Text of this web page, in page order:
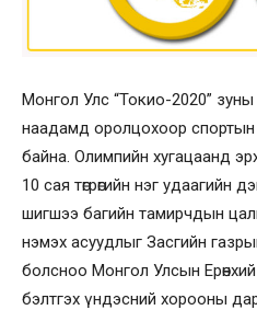
Монгол Улс “Токио-2020”
наадамд оролцохоор спортын
байна. Олимпийн хугацаанд
10 сая төгрөгийн нэг удаагийн
шигшээ багийн тамирчдын
нэмэх асуудлыг Засгийн
болсноо Монгол Улсын
бэлтгэх үндэсний хорооны